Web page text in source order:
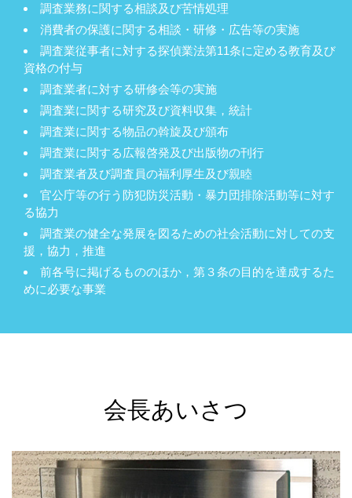
調査業務に関する相談及び苦情処理
消費者の保護に関する相談・研修・広告等の実施
調査業従事者に対する探偵業法第11条に定める教育及び
資格の付与
調査業者に対する研修会等の実施
調査業に関する研究及び資料収集，統計
調査業に関する物品の斡旋及び頒布
調査業に関する広報啓発及び出版物の刊行
調査業者及び調査員の福利厚生及び親睦
官公庁等の行う防犯防災活動・暴力団排除活動等に対す
る協力
調査業の健全な発展を図るための社会活動に対しての支
援，協力，推進
前各号に掲げるもののほか，第３条の目的を達成するた
めに必要な事業
会長あいさつ